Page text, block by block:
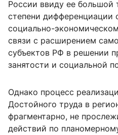
России ввиду ее большой
степени дифференциации
социально-
связи с расширением
субъектов РФ в решении
занятости и социальной
Однако процесс
Достойного труда в
фрагментарно, не
действий по